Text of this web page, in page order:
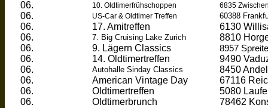
06.
10. Oldtimerfrühschoppen 6835
06. US-Car & Oldtimer Treffen 60388
06. 17. Amitreffen
6130
06.
7. Big Cruising LakeZurich
8810
06.
9. Lägern Classics 8957
06. 14. Oldtimertreffen
9490
06.
AutohalleSinday Classics
8450
06.
American Vintage Day 67116
06.
Oldtimertreffen 5080
06.
Oldtimerbrunch 78462